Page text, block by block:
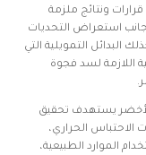
ونتائج ملزمة
جانب استعراض التحديات
البدائل التمويلية التي
اللازمة لسد فجوة
يستهدف تحقيق
الاحتباس الحراري،
الموارد الطبيعية،